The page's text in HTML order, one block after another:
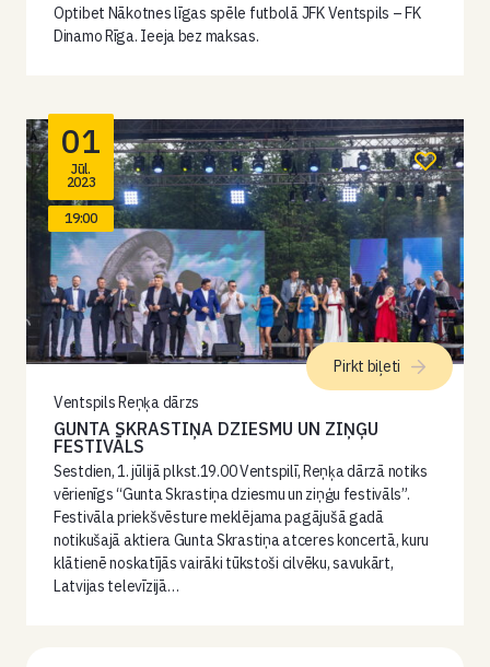
Optibet Nākotnes līgas spēle futbolā JFK Ventspils – FK
Dinamo Rīga. Ieeja bez maksas.
01
Jūl.
2023
19:00
Ventspils Reņķa dārzs
GUNTA SKRASTIŅA DZIESMU UN ZIŅĢU
FESTIVĀLS
Sestdien, 1. jūlijā plkst.19.00 Ventspilī, Reņķa dārzā notiks
vērienīgs “Gunta Skrastiņa dziesmu un ziņģu festivāls”.
Festivāla priekšvēsture meklējama pagājušā gadā
notikušajā aktiera Gunta Skrastiņa atceres koncertā, kuru
klātienē noskatījās vairāki tūkstoši cilvēku, savukārt,
Latvijas televīzijā…
Pirkt biļeti